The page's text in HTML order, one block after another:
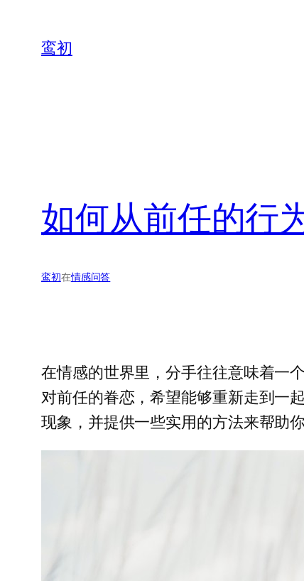
鸾初
如何从前任的行
鸾初在情感问答
在情感的世界里，分手往往意味着一
对前任的眷恋，希望能够重新走到一
现象，并提供一些实用的方法来帮助